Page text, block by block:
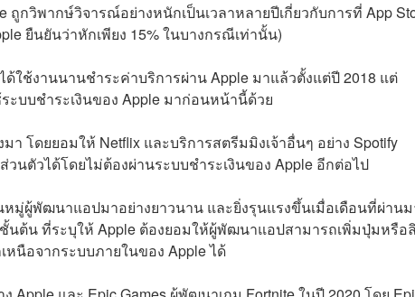
ถูกวิพากษ์วิจารณ์อย่างหนักเป็นเวลาหลายปีเกี่ยวกับการที่ App
ยืนยันว่าหักเพียง 15% ในบางกรณีเท่านั้น)
ใช้งานนานชำระค่าบริการผ่าน Apple มาแล้วตั้งแต่ปี 2018 แต่
บบชำระเงินของ Apple มาก่อนหน้านี้ด้วย
โดยยอมให้ Netflix และบริการสตรีมมิงเจ้าอื่นๆ อย่าง Spotify
นตัวได้โดยไม่ต้องผ่านระบบชำระเงินของ Apple อีกต่อไป
มู่ผู้พัฒนาแอปมาอย่างยาวนาน และยิ่งรุนแรงขึ้นเมื่อเดือนที่ผ่าน
ต้น ที่ระบุให้ Apple ต้องยอมให้ผู้พัฒนาแอปสามารถเพิ่มปุ่มหรือ
นือจากระบบภายในของ Apple ได้